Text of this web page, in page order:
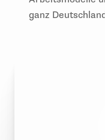
ganz